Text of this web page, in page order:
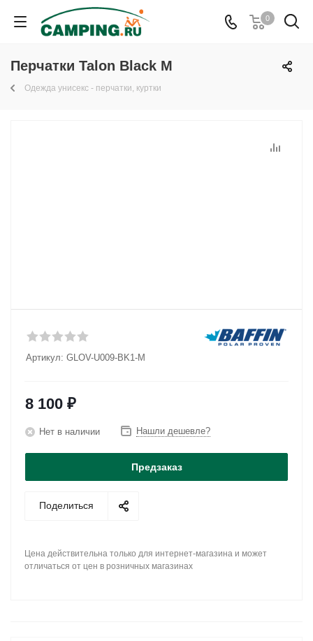
0
Перчатки Talon Black M
Одежда унисекс - перчатки, куртки
Артикул: GLOV-U009-BK1-M
8 100 ₽
Нет в наличии Нашли дешевле?
Предзаказ
Поделиться
Цена действительна только для интернет-магазина и может
отличаться от цен в розничных магазинах